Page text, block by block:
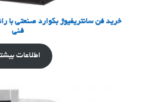
خرید فن سانتریفیوژ بکوارد صنعتی با
فنی
اطلاعات